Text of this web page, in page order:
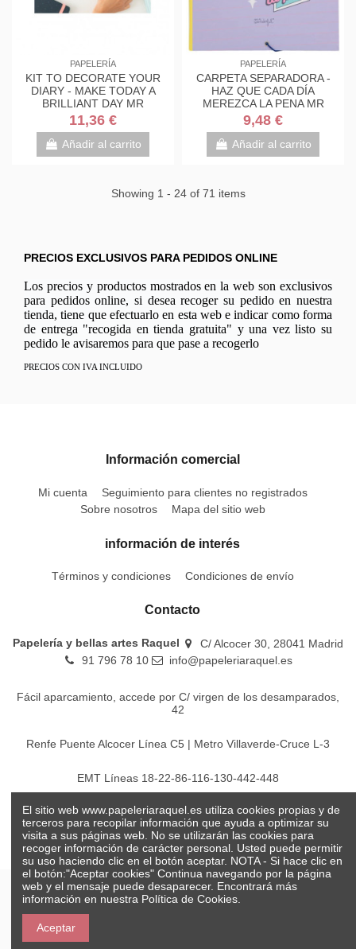
PAPELERÍA
KIT TO DECORATE YOUR
DIARY - MAKE TODAY A
BRILLIANT DAY MR
WONDERFUL
WOA11108EM
11,36 €
Añadir al carrito
PAPELERÍA
CARPETA SEPARADORA -
HAZ QUE CADA DÍA
MEREZCA LA PENA MR
WONDERFUL WOA11105ES
9,48 €
Añadir al carrito
Showing 1 - 24 of 71 items
PRECIOS EXCLUSIVOS PARA PEDIDOS ONLINE
Los precios y productos mostrados en la web son exclusivos
para pedidos online, si desea recoger su pedido en nuestra
tienda, tiene que efectuarlo en esta web e indicar como forma
de entrega "recogida en tienda gratuita" y una vez listo su
pedido le avisaremos para que pase a recogerlo
PRECIOS CON IVA INCLUIDO
Información comercial
Mi cuenta
Seguimiento para clientes no registrados
Sobre nosotros
Mapa del sitio web
información de interés
Términos y condiciones Condiciones de envío
Contacto
Papelería y bellas artes Raquel
C/ Alcocer 30, 28041 Madrid
91 796 78 10
info@papeleriaraquel.es
Fácil aparcamiento, accede por C/ virgen de los desamparados,
42
Renfe Puente Alcocer Línea C5 | Metro Villaverde-Cruce L-3
EMT Líneas 18-22-86-116-130-442-448
Todos los precios son indicados con impuestos incluidos
El sitio web www.papeleriaraquel.es utiliza cookies propias y de
terceros para recopilar información que ayuda a optimizar su
visita a sus páginas web. No se utilizarán las cookies para
recoger información de carácter personal. Usted puede permitir
su uso haciendo clic en el botón aceptar. NOTA - Si hace clic en
el botón:"Aceptar cookies" Continua navegando por la página
web y el mensaje puede desaparecer. Encontrará más
información en nuestra Política de Cookies.
Aceptar